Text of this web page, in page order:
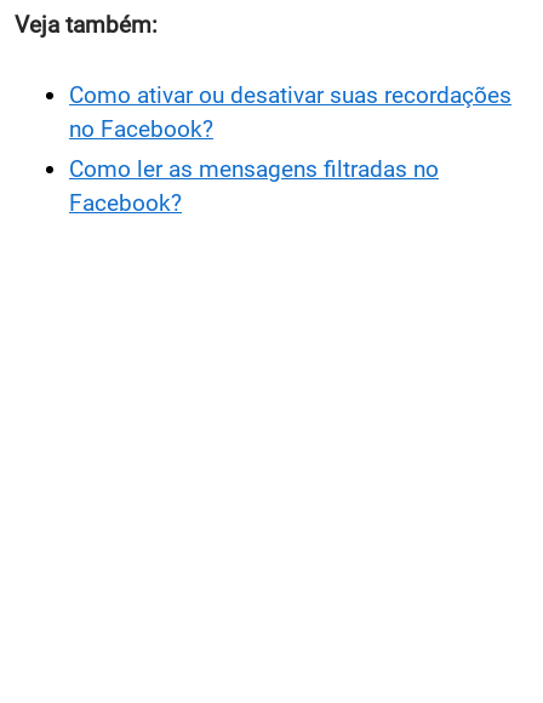
Veja também:
Como ativar ou desativar suas recordações
no Facebook?
Como ler as mensagens filtradas no
Facebook?